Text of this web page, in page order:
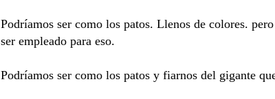
Podríamos ser como los patos. Llenos de colores.
ser empleado para eso.
Podríamos ser como los patos y fiarnos del gigante